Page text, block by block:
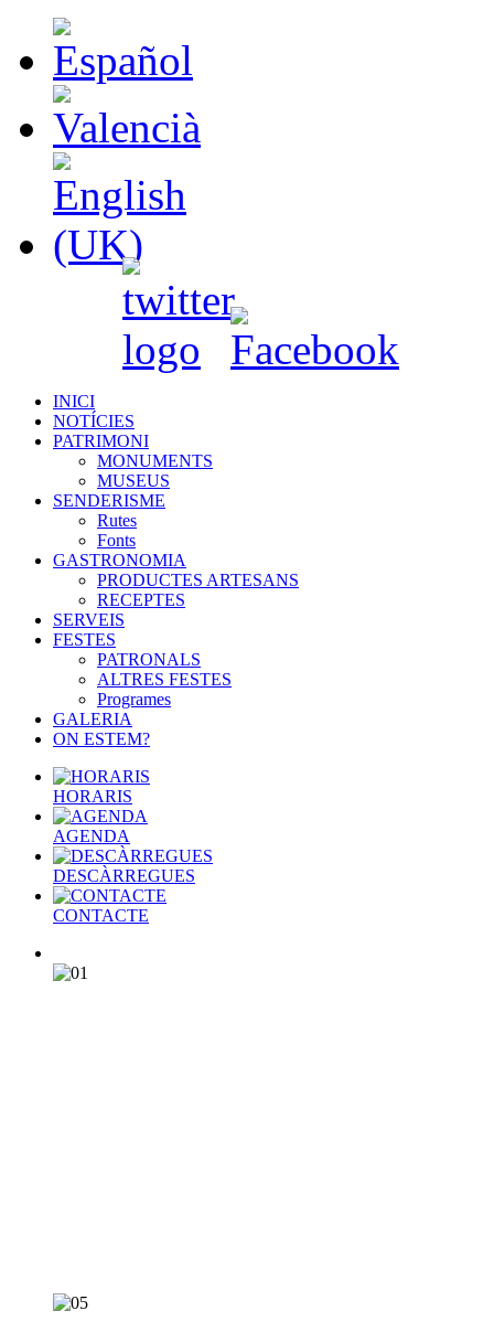
INICI
NOTÍCIES
PATRIMONI
MONUMENTS
MUSEUS
SENDERISME
Rutes
Fonts
GASTRONOMIA
PRODUCTES ARTESANS
RECEPTES
SERVEIS
FESTES
PATRONALS
ALTRES FESTES
Programes
GALERIA
ON ESTEM?
HORARIS
AGENDA
DESCÀRREGUES
CONTACTE